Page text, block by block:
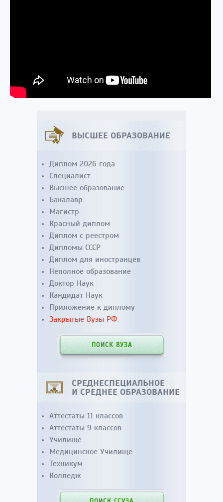
ВЫСШЕЕ ОБРАЗОВАНИЕ
Диплом 2026 года
Специалист
Высшее образование
Бакалавр
Магистр
Красный диплом
Диплом с реестром
Дипломы СССР
Диплом для иностранцев
Неполное образование
Доктор Наук
Кандидат Наук
Приложение к диплому
Закрытые Вузы РФ
ПОИСК ВУЗА
СРЕДНЕСПЕЦИАЛЬНОЕ
И СРЕДНЕЕ ОБРАЗОВАНИЕ
Аттестаты 11 классов
Аттестаты 9 классов
Училище
Медицинское Училище
Техникум
Колледж